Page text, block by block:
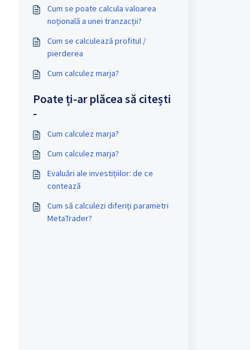
Cum se poate calcula valoarea
noțională a unei tranzacții?
Cum se calculează profitul /
pierderea
Cum calculez marja?
Poate ți-ar plăcea să citești
-
Cum calculez marja?
Cum calculez marja?
Evaluări ale investițiilor: de ce
contează
Cum să calculezi diferiți parametri
MetaTrader?